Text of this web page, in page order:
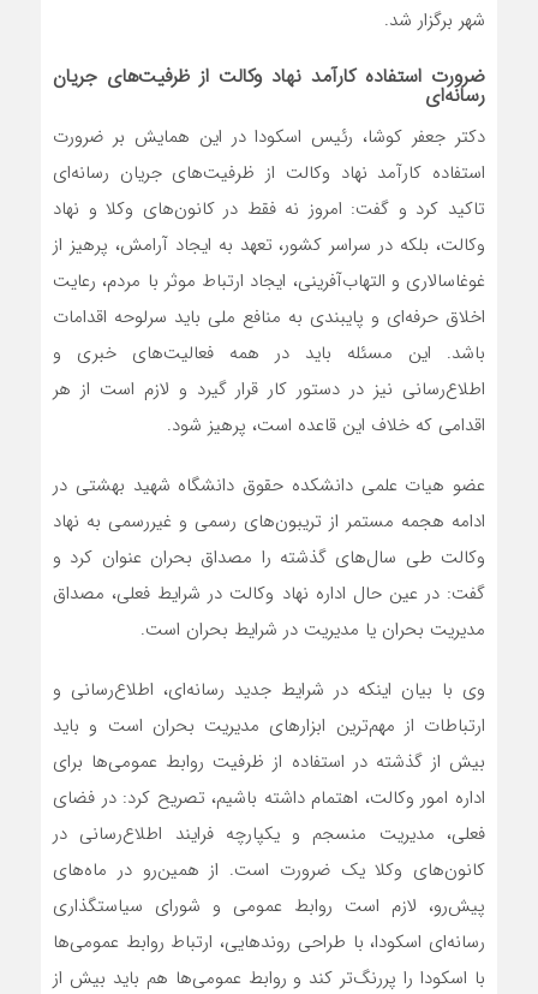
شهر برگزار شد.
ضرورت استفاده کارآمد نهاد وکالت از ظرفیت‌های جریان
رسانه‌ای
دکتر جعفر کوشا، رئیس اسکودا در این همایش بر ضرورت
استفاده کارآمد نهاد وکالت از ظرفیت‌های جریان رسانه‌ای
تاکید کرد و گفت: امروز نه فقط در کانون‌های وکلا و نهاد
وکالت، بلکه در سراسر کشور، تعهد به ایجاد آرامش، پرهیز از
غوغاسالاری و التهاب‌آفرینی، ایجاد ارتباط موثر با مردم، رعایت
اخلاق حرفه‌ای و پایبندی به منافع ملی باید سرلوحه اقدامات
باشد. این مسئله باید در همه فعالیت‌های خبری و
اطلاع‌رسانی نیز در دستور کار قرار گیرد و لازم است از هر
اقدامی که خلاف این قاعده است، پرهیز شود.
عضو هیات علمی دانشکده حقوق دانشگاه شهید بهشتی در
ادامه هجمه مستمر از تریبون‌های رسمی و غیررسمی به نهاد
وکالت طی سال‌های گذشته را مصداق بحران عنوان کرد و
گفت: در عین حال اداره نهاد وکالت در شرایط فعلی، مصداق
مدیریت بحران یا مدیریت در شرایط بحران است.
وی با بیان اینکه در شرایط جدید رسانه‌ای، اطلاع‌رسانی و
ارتباطات از مهم‌ترین ابزارهای مدیریت بحران است و باید
بیش از گذشته در استفاده از ظرفیت روابط عمومی‌ها برای
اداره امور وکالت، اهتمام داشته باشیم، تصریح کرد: در فضای
فعلی، مدیریت منسجم و یکپارچه فرایند اطلاع‌رسانی در
کانون‌های وکلا یک ضرورت است. از همین‌رو در ماه‌های
پیش‌رو، لازم است روابط عمومی و شورای سیاستگذاری
رسانه‌ای اسکودا، با طراحی روندهایی، ارتباط روابط عمومی‌ها
با اسکودا را پررنگ‌تر کند و روابط عمومی‌ها هم باید بیش از